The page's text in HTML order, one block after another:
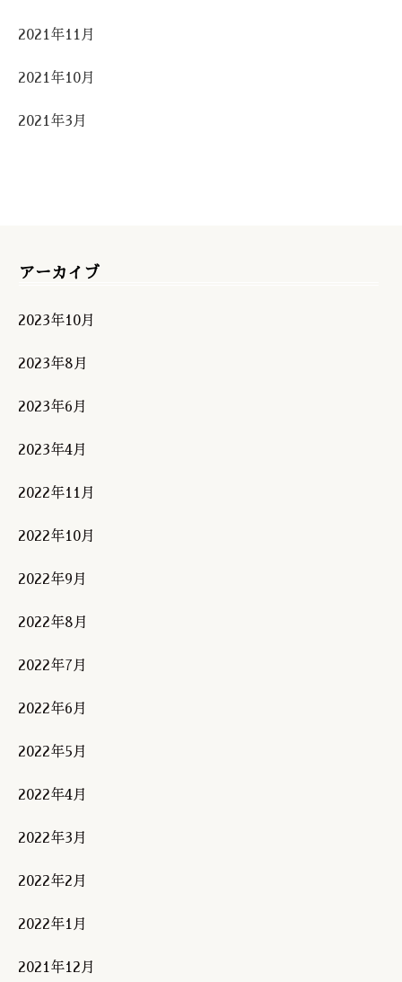
2021年11月
2021年10月
2021年3月
アーカイブ
2023年10月
2023年8月
2023年6月
2023年4月
2022年11月
2022年10月
2022年9月
2022年8月
2022年7月
2022年6月
2022年5月
2022年4月
2022年3月
2022年2月
2022年1月
2021年12月